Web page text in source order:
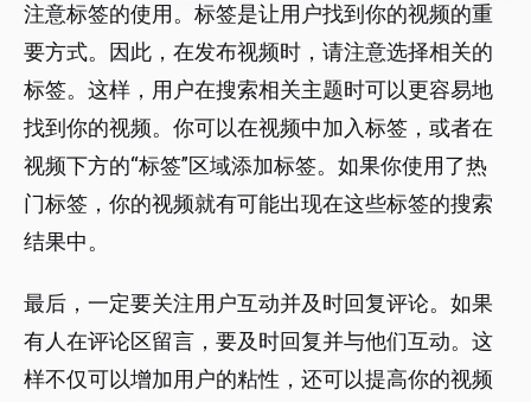
注意标签的使用。标签是让用户找到你的视频的重
要方式。因此，在发布视频时，请注意选择相关的
标签。这样，用户在搜索相关主题时可以更容易地
找到你的视频。你可以在视频中加入标签，或者在
视频下方的“标签”区域添加标签。如果你使用了热
门标签，你的视频就有可能出现在这些标签的搜索
结果中。
最后，一定要关注用户互动并及时回复评论。如果
有人在评论区留言，要及时回复并与他们互动。这
样不仅可以增加用户的粘性，还可以提高你的视频